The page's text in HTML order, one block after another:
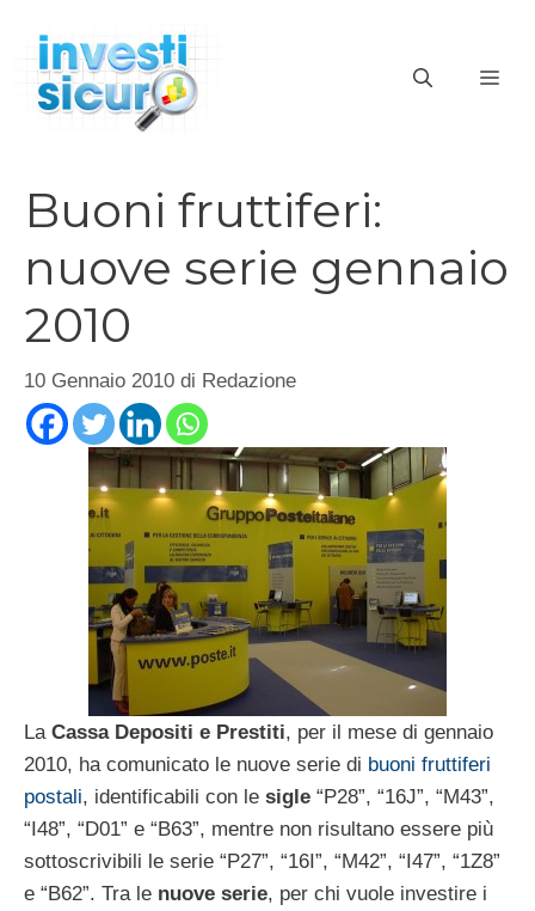
contenuto
Buoni fruttiferi:
nuove serie gennaio
2010
10 Gennaio 2010 di Redazione
La Cassa Depositi e Prestiti, per il mese di gennaio
2010, ha comunicato le nuove serie di buoni fruttiferi
postali, identificabili con le sigle “P28”, “16J”, “M43”,
“I48”, “D01” e “B63”, mentre non risultano essere più
sottoscrivibili le serie “P27”, “16I”, “M42”, “I47”, “1Z8”
e “B62”. Tra le nuove serie, per chi vuole investire i